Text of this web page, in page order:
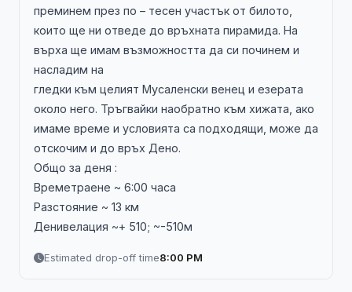
преминем през по – тесен участък от билото,
които ще ни отведе до връхната пирамида. На
върха ще имам възможността да си починем и
насладим на
гледки към целият Мусаленски венец и езерата
около него. Тръгвайки наобратно към хижата, ако
имаме време и условията са подходящи, може да
отскочим и до връх Дено.
Общо за деня :
Времетраене ~ 6:00 часа
Разстояние ~ 13 км
Денивелация ~+ 510; ~-510м
Estimated drop-off time8:00 PM